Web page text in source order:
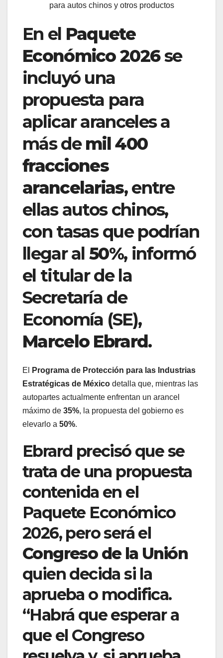
para autos chinos y otros productos
En el Paquete
Económico 2026se
incluyó una
propuesta para
aplicar aranceles a
más demil 400
fracciones
arancelarias, entre
ellas autos chinos,
con tasas que podrían
llegar al50%, informó
el titular de la
Secretaría de
Economía (SE),
Marcelo Ebrard.
El
Programa de Protección para las Industrias
Estratégicas de México detalla que, mientras las
autopartes actualmente enfrentan un arancel
máximo de 35%, la propuesta del gobierno es
elevarlo a 50%.
Ebrard precisó que se
trata de una propuesta
contenida en el
Paquete Económico
2026, pero será el
Congreso de la Unión
quien decida si la
aprueba o modifica.
“Habrá que esperar a
que el Congreso